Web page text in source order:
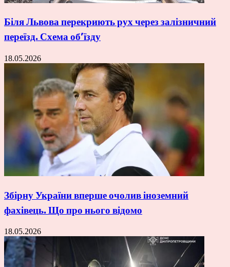
Біля Львова перекриють рух через залізничний
переїзд. Схема об’їзду
18.05.2026
Збірну України вперше очолив іноземний
фахівець. Що про нього відомо
18.05.2026